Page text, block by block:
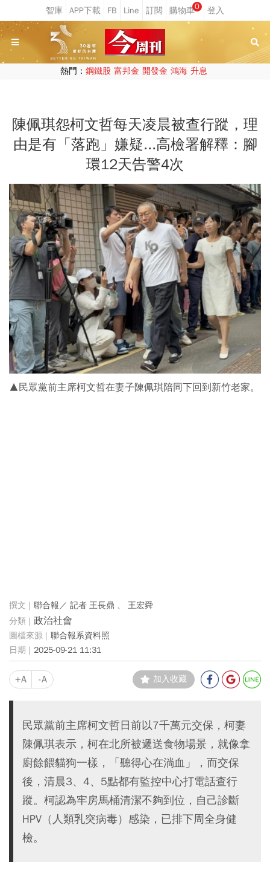
0
熱門： 鋼鐵股 富邦金 開發金 鴻海 升息
陳佩琪怨柯文哲每天凌晨被查行蹤，理
由是有「落跑」嫌疑...高檢署解釋：腳
環12天告警4次
▲民眾黨前主席柯文哲在妻子陳佩琪陪同下回到新竹老家。
聯合報／ 記者 王長鼎 、 王宏舜
政治社會
聯合報系資料照
2025-09-21 11:31
+A -A 加入收藏
民眾黨前主席柯文哲日前以7千萬元交保，柯妻
陳佩琪表示，柯在北所被遞送食物場景，就像拿
廚餘餵貓狗一樣，「聽得心在淌血」，而交保
後，清晨3、4、5點都有監控中心打電話查行
蹤。柯認為牢房馬桶清潔不夠到位，自己診斷
HPV（人類乳突病毒）感染，已排下周全身健
檢。